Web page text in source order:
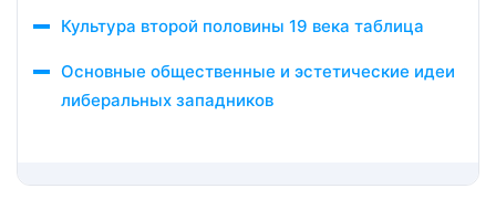
Культура второй половины 19 века таблица
Основные общественные и эстетические идеи
либеральных западников